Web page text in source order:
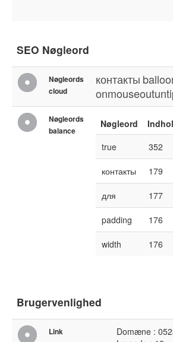
SEO Nøgleord
Nøgleords
cloud
контакты
Nøgleords
balance
Nøgleord
true
352
контакты 179
для 177
padding 176
width 176
Brugervenlighed
Link
Domæne :